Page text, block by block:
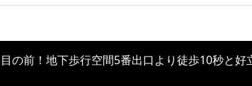
の前！地下歩行空間5番出口より徒歩10秒と